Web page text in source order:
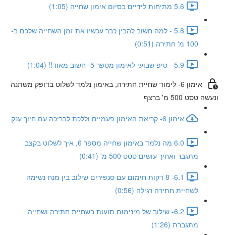
5.6 מתיחות לידיים בסיום אימון שחייה (1:05)
5.8 - למה חשוב להבין כבר עכשיו את זמן השחייה שלכם ב-
100 מ' חתירה (0:51)
5.9 - טיפ שבועי לאימון מספר 5- חשוב מאוד!! (1:04)
אימון 6- לימוד שחיית חתירה, באימון נלמד לשלוט בדופק משתנה
ונעשה טסט 500 מ' ברצף
אימון 6- קריאת האימון פעמיים וללכת לבריכה עם חיוך ענק
6.0 מה נלמד באימון שחייה מספר 6, איך לשלוט בקצב
מתגבר ואחיך עושים טסט 500 מ' (0:41)
6.1- 8 דקות חימום עם סנפירים שילוב בין מנח נשימה
לשחיית חתירה רגילה (0:56)
6.2- שילוב של מינימום תועות בשחיית חתירה ושחייה
מתגברת (1:26)